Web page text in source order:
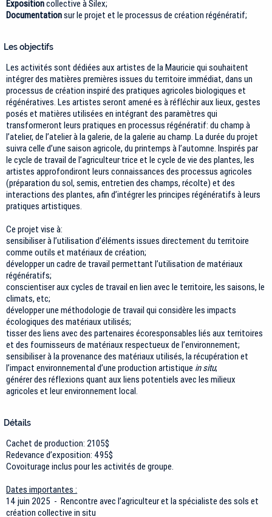
Expositioncollective à Silex;
Documentationsur le projet et le processus de création régénératif;
Les objectifs
Les activités sont dédiées aux artistes de la Mauricie qui souhaitent
intégrer des matières premières issues du territoire immédiat, dans un
processus de création inspiré des pratiques agricoles biologiques et
régénératives. Les artistes seront amené·es à réfléchir aux lieux, gestes
posés et matières utilisées en intégrant des paramètres qui
transformeront leurs pratiques en processus régénératif: du champ à
l’atelier, de l’atelier à la galerie, de la galerie au champ. La durée du projet
suivra celle d’une saison agricole, du printemps à l’automne. Inspirés par
le cycle de travail de l’agriculteur·trice et le cycle de vie des plantes, les
artistes approfondiront leurs connaissances des processus agricoles
(préparation du sol, semis, entretien des champs, récolte) et des
interactions des plantes, afin d’intégrer les principes régénératifs à leurs
pratiques artistiques.
Ce projet vise à:
sensibiliser à l’utilisation d’éléments issues directement du territoire
comme outils et matériaux de création;
développer un cadre de travail permettant l’utilisation de matériaux
régénératifs;
conscientiser aux cycles de travail en lien avec le territoire, les saisons, le
climats, etc;
développer une méthodologie de travail qui considère les impacts
écologiques des matériaux utilisés;
tisser des liens avec des partenaires écoresponsables liés aux territoires
et des fournisseurs de matériaux respectueux de l’environnement;
sensibiliser à la provenance des matériaux utilisés, la récupération et
l’impact environnemental d’une production artistique in situ;
générer des réflexions quant aux liens potentiels avec les milieux
agricoles et leur environnement local.
Détails
Cachet de production: 2105$
Redevance d’exposition: 495$
Covoiturage inclus pour les activités de groupe.
Dates importantes :
14 juin 2025 - Rencontre avec l’agriculteur et la spécialiste des sols et
création collective in situ